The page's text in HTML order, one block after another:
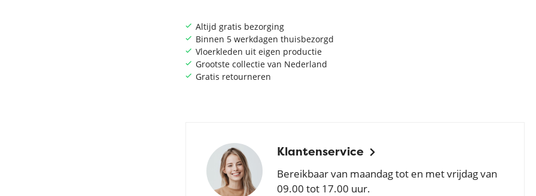
Altijd gratis bezorging
Binnen 5 werkdagen thuisbezorgd
Vloerkleden uit eigen productie
Grootste collectie van Nederland
Gratis retourneren
Klantenservice
Bereikbaar van maandag tot en met vrijdag van
09.00 tot 17.00 uur.